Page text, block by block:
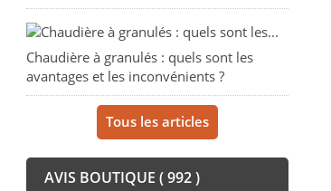
Chaudière à granulés : quels sont les
avantages et les inconvénients ?
Tous les articles
AVIS BOUTIQUE ( 992 )